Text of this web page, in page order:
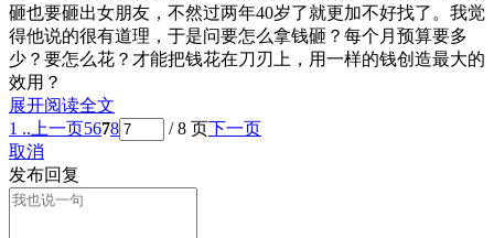
砸也要砸出女朋友，不然过两年40岁了就更加不好找了。我觉
得他说的很有道理，于是问要怎么拿钱砸？每个月预算要多
少？要怎么花？才能把钱花在刀刃上，用一样的钱创造最大的
效用？
展开阅读全文
1 .. 上一页5678 / 8 页下一页
取消
发布回复